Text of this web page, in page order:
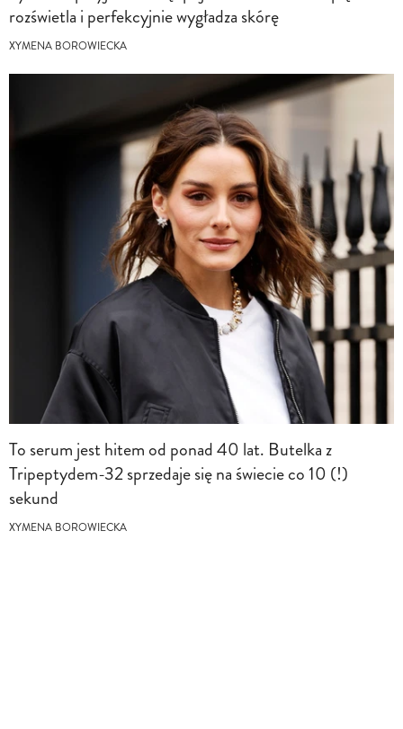
rozświetla i perfekcyjnie wygładza skórę
XYMENA BOROWIECKA
To serum jest hitem od ponad 40 lat. Butelka z
Tripeptydem-32 sprzedaje się na świecie co 10 (!)
sekund
XYMENA BOROWIECKA